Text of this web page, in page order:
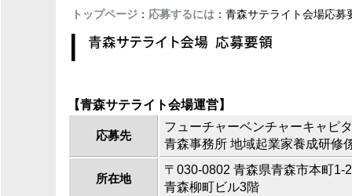
トップページ ： 応募するには ：青森サテライト会場応募
【青森サテライト会場運営】
応募先
フューチャーベンチャーキャピ
青森事務所 地域起業家養成研修
所在地
〒030-0802 青森県青森市本町1-
青森柳町ビル3階